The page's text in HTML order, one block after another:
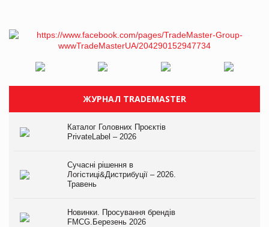
ЖУРНАЛ TRADEMASTER
Каталог Головних Проєктів
PrivateLabel – 2026
Сучасні рішення в
Логістиці&Дистрибуції – 2026.
Травень
Новинки. Просування брендів
FMCG.Березень 2026